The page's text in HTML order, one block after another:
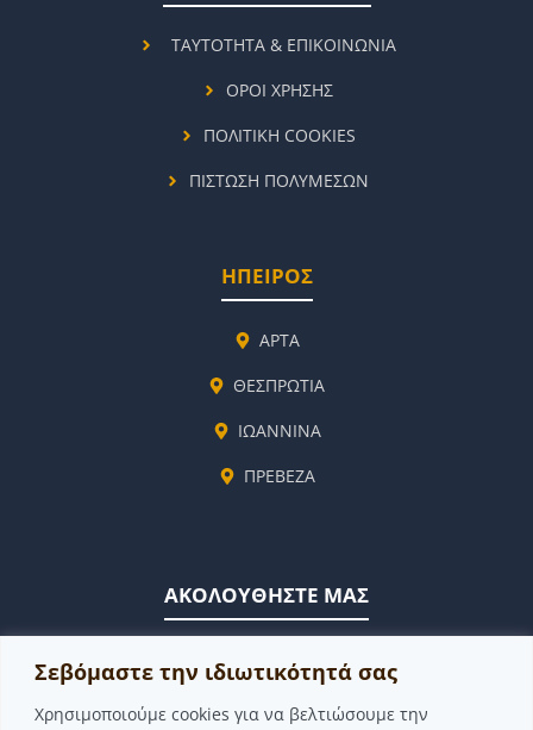
Σεβόμαστε την ιδιωτικότητά σας
Χρησιμοποιούμε cookies για να βελτιώσουμε την
ΗΠΕΙΡΟΣ
ΑΡΤΑ
ΘΕΣΠΡΩΤΙΑ
ΙΩΑΝΝΙΝΑ
ΠΡΕΒΕΖΑ
ΤΑΥΤΟΤΗΤΑ & ΕΠΙΚΟΙΝΩΝΙΑ
ΟΡΟΙ ΧΡΗΣΗΣ
ΠΟΛΙΤΙΚΗ COOKIES
ΠΙΣΤΩΣΗ ΠΟΛΥΜΕΣΩΝ
ΑΚΟΛΟΥΘΗΣΤΕ ΜΑΣ
FACEBOOK
YOUTUBE